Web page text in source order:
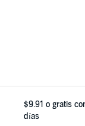
$9.91 o gratis
días